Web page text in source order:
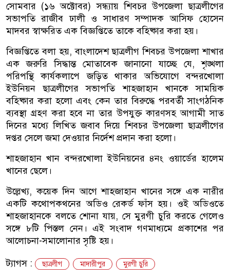
সোমবার (১৬ অক্টোবর) সন্ধ্যায় শিবচর উপজেলা ছাত্রলীগের
সভাপতি রাজীব ঢালী ও সাধারণ সম্পাদক আসিফ হোসেন
মাদবর স্বাক্ষরিত এক বিজ্ঞপ্তিতে তাকে বহিষ্কার করা হয়।
বিজ্ঞপ্তিতে বলা হয়, বাংলাদেশ ছাত্রলীগ শিবচর উপজেলা শাখার
এক জরুরি সিদ্ধান্ত মোতাবেক জানানো যাচ্ছে যে, শৃঙ্খলা
পরিপন্থি কার্যকলাপে জড়িত থাকার অভিযোগে বন্দরখোলা
ইউনিয়ন ছাত্রলীগের সভাপতি শাহজাহান খানকে সাময়িক
বহিষ্কার করা হলো এবং কেন তার বিরুদ্ধে পরবর্তী সাংগঠনিক
ব্যবস্থা গ্রহণ করা হবে না তার উপযুক্ত কারণসহ আগামী সাত
দিনের মধ্যে লিখিত জবাব দিয়ে শিবচর উপজেলা ছাত্রলীগের
দপ্তর সেলে জমা দেওয়ার নির্দেশ প্রদান করা হলো।
শাহজাহান খান বন্দরখোলা ইউনিয়নের ৪নং ওয়ার্ডের হালেম
খানের ছেলে।
উল্লেখ্য, কয়েক দিন আগে শাহজাহান খানের সঙ্গে এক নারীর
একটি কথোপকথনের অডিও রেকর্ড ফাঁস হয়। ওই অডিওতে
শাহজাহানকে বলতে শোনা যায়, সে মুরগী চুরি করতে গেলেও
সঙ্গে ৮টি পিস্তল নেন। এই সংবাদ গণমাধ্যমে প্রকাশের পর
আলোচনা-সমালোনার সৃষ্টি হয়।
ট্যাগস :
ছাত্রলীগ মাদারীপুর মুরগী চুরি